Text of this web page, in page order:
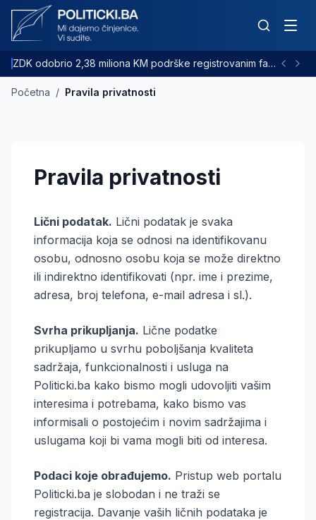
ZDK odobrio 2,38 miliona KM podrške registrovanim farmama goveda
Početna / Pravila privatnosti
Pravila privatnosti
Lični podatak. Lični podatak je svaka
informacija koja se odnosi na identifikovanu
osobu, odnosno osobu koja se može direktno
ili indirektno identifikovati (npr. ime i prezime,
adresa, broj telefona, e-mail adresa i sl.).
Svrha prikupljanja. Lične podatke
prikupljamo u svrhu poboljšanja kvaliteta
sadržaja, funkcionalnosti i usluga na
Politicki.ba kako bismo mogli udovoljiti vašim
interesima i potrebama, kako bismo vas
informisali o postojećim i novim sadržajima i
uslugama koji bi vama mogli biti od interesa.
Podaci koje obrađujemo. Pristup web portalu
Politicki.ba je slobodan i ne traži se
registracija. Davanje vaših ličnih podataka je